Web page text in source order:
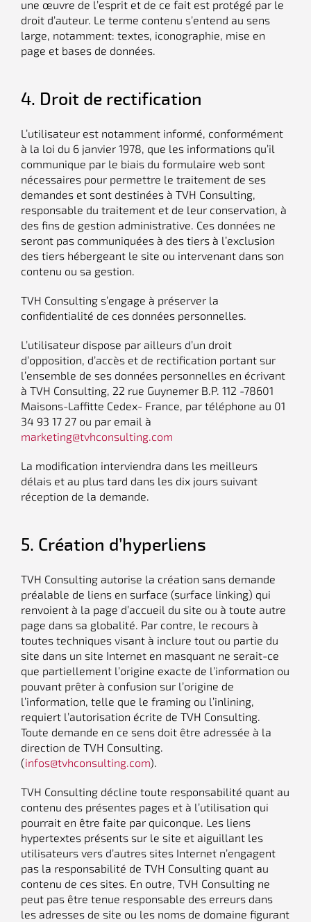
une œuvre de l’esprit et de ce fait est protégé par le
droit d’auteur. Le terme contenu s’entend au sens
large, notamment: textes, iconographie, mise en
page et bases de données.
4. Droit de rectification
L’utilisateur est notamment informé, conformément
à la loi du 6 janvier 1978, que les informations qu’il
communique par le biais du formulaire web sont
nécessaires pour permettre le traitement de ses
demandes et sont destinées à TVH Consulting,
responsable du traitement et de leur conservation, à
des fins de gestion administrative. Ces données ne
seront pas communiquées à des tiers à l’exclusion
des tiers hébergeant le site ou intervenant dans son
contenu ou sa gestion.
TVH Consulting s’engage à préserver la
confidentialité de ces données personnelles.
L’utilisateur dispose par ailleurs d’un droit
d’opposition, d’accès et de rectification portant sur
l’ensemble de ses données personnelles en écrivant
à TVH Consulting, 22 rue Guynemer B.P. 112 -78601
Maisons-Laffitte Cedex- France, par téléphone au 01
34 93 17 27 ou par email à
marketing@tvhconsulting.com
La modification interviendra dans les meilleurs
délais et au plus tard dans les dix jours suivant
réception de la demande.
5. Création d’hyperliens
TVH Consulting autorise la création sans demande
préalable de liens en surface (surface linking) qui
renvoient à la page d’accueil du site ou à toute autre
page dans sa globalité. Par contre, le recours à
toutes techniques visant à inclure tout ou partie du
site dans un site Internet en masquant ne serait-ce
que partiellement l’origine exacte de l’information ou
pouvant prêter à confusion sur l’origine de
l’information, telle que le framing ou l’inlining,
requiert l’autorisation écrite de TVH Consulting.
Toute demande en ce sens doit être adressée à la
direction de TVH Consulting.
(infos@tvhconsulting.com).
TVH Consulting décline toute responsabilité quant au
contenu des présentes pages et à l’utilisation qui
pourrait en être faite par quiconque. Les liens
hypertextes présents sur le site et aiguillant les
utilisateurs vers d’autres sites Internet n’engagent
pas la responsabilité de TVH Consulting quant au
contenu de ces sites. En outre, TVH Consulting ne
peut pas être tenue responsable des erreurs dans
les adresses de site ou les noms de domaine figurant